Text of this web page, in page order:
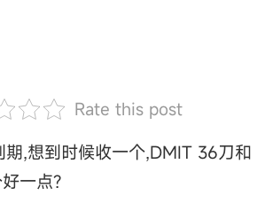
Rate this post
期,想到时候收一个,DMIT 36刀和
一点?